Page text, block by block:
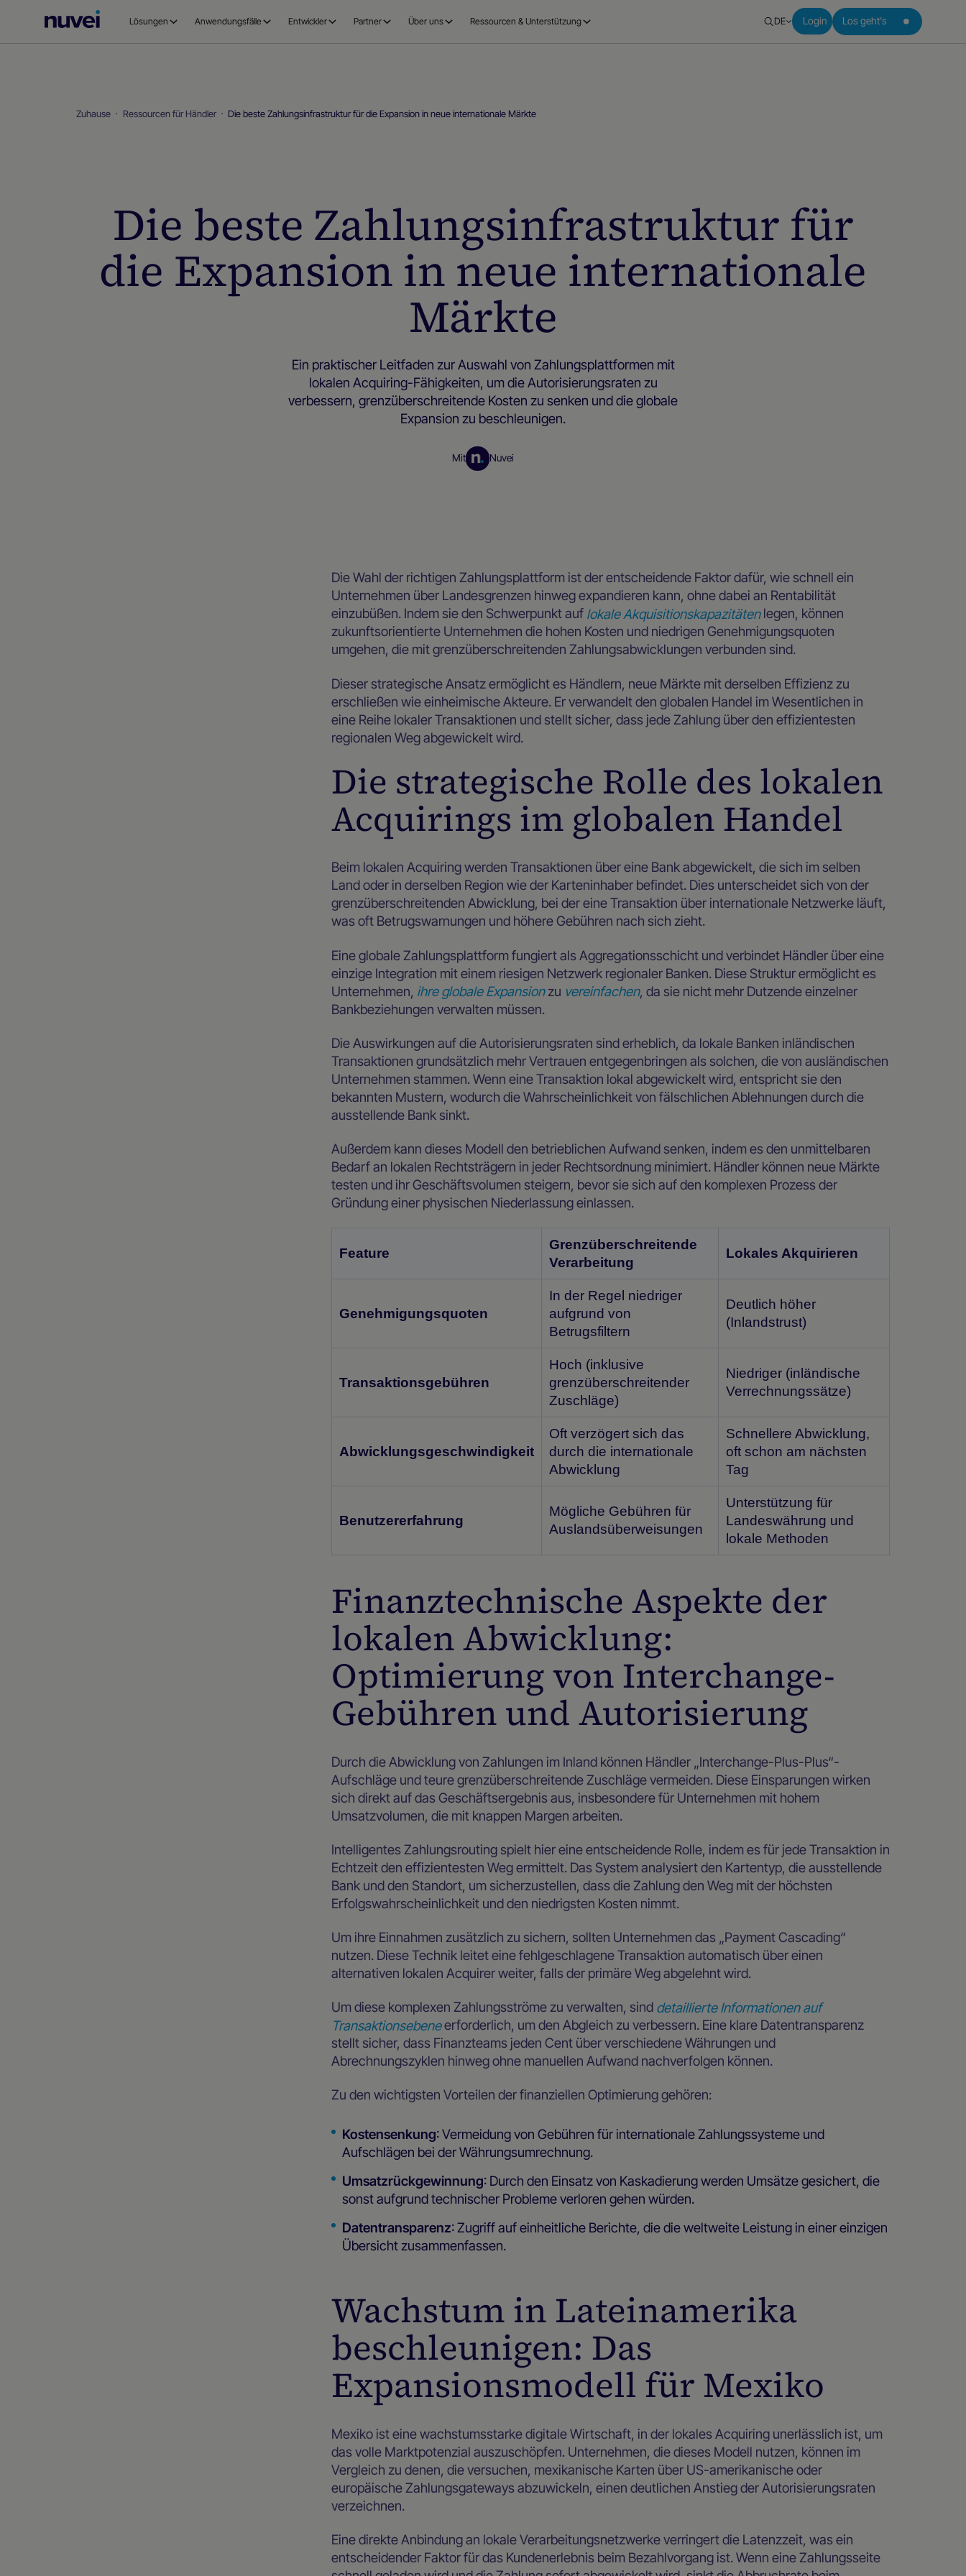
NuveiLösungen Anwendungsfälle Entwickler Partner Über uns Ressourcen & Unterstützung DE Login Los geht's
Zuhause Ressourcen für Händler Die beste Zahlungsinfrastruktur für die Expansion in neue internationale Märkte
Die beste Zahlungsinfrastruktur für
die Expansion in neue internationale
Märkte
Ein praktischer Leitfaden zur Auswahl von Zahlungsplattformen mit
lokalen Acquiring-Fähigkeiten, um die Autorisierungsraten zu
verbessern, grenzüberschreitende Kosten zu senken und die globale
Expansion zu beschleunigen.
Mit Nuvei
Die Wahl der richtigen Zahlungsplattform ist der entscheidende Faktor dafür, wie schnell ein
Unternehmen über Landesgrenzen hinweg expandieren kann, ohne dabei an Rentabilität
einzubüßen. Indem sie den Schwerpunkt auf lokale Akquisitionskapazitätenlegen, können
zukunftsorientierte Unternehmen die hohen Kosten und niedrigen Genehmigungsquoten
umgehen, die mit grenzüberschreitenden Zahlungsabwicklungen verbunden sind.
Dieser strategische Ansatz ermöglicht es Händlern, neue Märkte mit derselben Effizienz zu
erschließen wie einheimische Akteure. Er verwandelt den globalen Handel im Wesentlichen in
eine Reihe lokaler Transaktionen und stellt sicher, dass jede Zahlung über den effizientesten
regionalen Weg abgewickelt wird.
Die strategische Rolle des lokalen
Acquirings im globalen Handel
Beim lokalen Acquiring werden Transaktionen über eine Bank abgewickelt, die sich im selben
Land oder in derselben Region wie der Karteninhaber befindet. Dies unterscheidet sich von der
grenzüberschreitenden Abwicklung, bei der eine Transaktion über internationale Netzwerke läuft,
was oft Betrugswarnungen und höhere Gebühren nach sich zieht.
Eine globale Zahlungsplattform fungiert als Aggregationsschicht und verbindet Händler über eine
einzige Integration mit einem riesigen Netzwerk regionaler Banken. Diese Struktur ermöglicht es
Unternehmen, ihre globale Expansionzu vereinfachen, da sie nicht mehr Dutzende einzelner
Bankbeziehungen verwalten müssen.
Die Auswirkungen auf die Autorisierungsraten sind erheblich, da lokale Banken inländischen
Transaktionen grundsätzlich mehr Vertrauen entgegenbringen als solchen, die von ausländischen
Unternehmen stammen. Wenn eine Transaktion lokal abgewickelt wird, entspricht sie den
bekannten Mustern, wodurch die Wahrscheinlichkeit von fälschlichen Ablehnungen durch die
ausstellende Bank sinkt.
Außerdem kann dieses Modell den betrieblichen Aufwand senken, indem es den unmittelbaren
Bedarf an lokalen Rechtsträgern in jeder Rechtsordnung minimiert. Händler können neue Märkte
testen und ihr Geschäftsvolumen steigern, bevor sie sich auf den komplexen Prozess der
Gründung einer physischen Niederlassung einlassen.
Feature
Grenzüberschreitende
Verarbeitung
Lokales Akquirieren
Genehmigungsquoten
In der Regel niedriger
aufgrund von
Betrugsfiltern
Deutlich höher
(Inlandstrust)
Transaktionsgebühren
Hoch (inklusive
grenzüberschreitender
Zuschläge)
Niedriger (inländische
Verrechnungssätze)
Abwicklungsgeschwindigkeit
Oft verzögert sich das
durch die internationale
Abwicklung
Schnellere Abwicklung,
oft schon am nächsten
Tag
Benutzererfahrung
Mögliche Gebühren für
Auslandsüberweisungen
Unterstützung für
Landeswährung und
lokale Methoden
Finanztechnische Aspekte der
lokalen Abwicklung:
Optimierung von Interchange-
Gebühren und Autorisierung
Durch die Abwicklung von Zahlungen im Inland können Händler „Interchange-Plus-Plus“-
Aufschläge und teure grenzüberschreitende Zuschläge vermeiden. Diese Einsparungen wirken
sich direkt auf das Geschäftsergebnis aus, insbesondere für Unternehmen mit hohem
Umsatzvolumen, die mit knappen Margen arbeiten.
Intelligentes Zahlungsrouting spielt hier eine entscheidende Rolle, indem es für jede Transaktion in
Echtzeit den effizientesten Weg ermittelt. Das System analysiert den Kartentyp, die ausstellende
Bank und den Standort, um sicherzustellen, dass die Zahlung den Weg mit der höchsten
Erfolgswahrscheinlichkeit und den niedrigsten Kosten nimmt.
Um ihre Einnahmen zusätzlich zu sichern, sollten Unternehmen das „Payment Cascading“
nutzen. Diese Technik leitet eine fehlgeschlagene Transaktion automatisch über einen
alternativen lokalen Acquirer weiter, falls der primäre Weg abgelehnt wird.
Um diese komplexen Zahlungsströme zu verwalten, sind detaillierte Informationen auf
Transaktionsebeneerforderlich, um den Abgleich zu verbessern. Eine klare Datentransparenz
stellt sicher, dass Finanzteams jeden Cent über verschiedene Währungen und
Abrechnungszyklen hinweg ohne manuellen Aufwand nachverfolgen können.
Zu den wichtigsten Vorteilen der finanziellen Optimierung gehören:
Kostensenkung: Vermeidung von Gebühren für internationale Zahlungssysteme und
Aufschlägen bei der Währungsumrechnung.
Umsatzrückgewinnung: Durch den Einsatz von Kaskadierung werden Umsätze gesichert, die
sonst aufgrund technischer Probleme verloren gehen würden.
Datentransparenz: Zugriff auf einheitliche Berichte, die die weltweite Leistung in einer einzigen
Übersicht zusammenfassen.
Wachstum in Lateinamerika
beschleunigen: Das
Expansionsmodell für Mexiko
Mexiko ist eine wachstumsstarke digitale Wirtschaft, in der lokales Acquiring unerlässlich ist, um
das volle Marktpotenzial auszuschöpfen. Unternehmen, die dieses Modell nutzen, können im
Vergleich zu denen, die versuchen, mexikanische Karten über US-amerikanische oder
europäische Zahlungsgateways abzuwickeln, einen deutlichen Anstieg der Autorisierungsraten
verzeichnen.
Eine direkte Anbindung an lokale Verarbeitungsnetzwerke verringert die Latenzzeit, was ein
entscheidender Faktor für das Kundenerlebnis beim Bezahlvorgang ist. Wenn eine Zahlungsseite